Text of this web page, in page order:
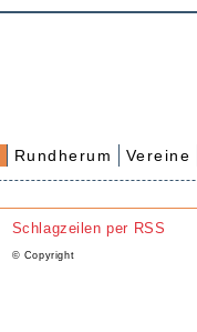
Rundherum Vereine
Schlagzeilen per RSS
© Copyright